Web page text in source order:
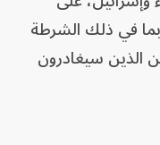
في ذلك الشرطة
الذين سيغادرون